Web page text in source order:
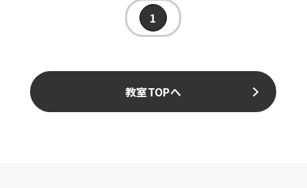
1
教室TOPへ